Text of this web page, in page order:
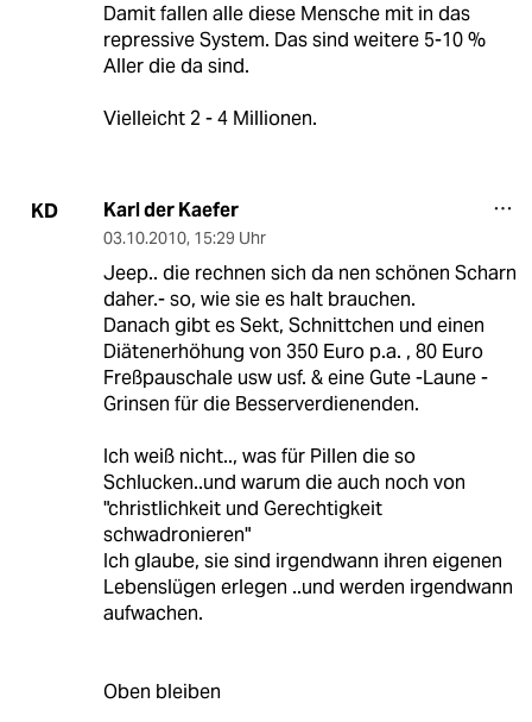
Damit fallen alle diese Mensche mit in das
repressive System. Das sind weitere 5-10 %
Aller die da sind.
Vielleicht 2 - 4 Millionen.
KD Karl der Kaefer
03.10.2010, 15:29 Uhr
Jeep.. die rechnen sich da nen schönen Scharn
daher.- so, wie sie es halt brauchen.
Danach gibt es Sekt, Schnittchen und einen
Diätenerhöhung von 350 Euro p.a. , 80 Euro
Freßpauschale usw usf. & eine Gute -Laune -
Grinsen für die Besserverdienenden.
Ich weiß nicht.., was für Pillen die so
Schlucken..und warum die auch noch von
"christlichkeit und Gerechtigkeit
schwadronieren"
Ich glaube, sie sind irgendwann ihren eigenen
Lebenslügen erlegen ..und werden irgendwann
aufwachen.
Oben bleiben